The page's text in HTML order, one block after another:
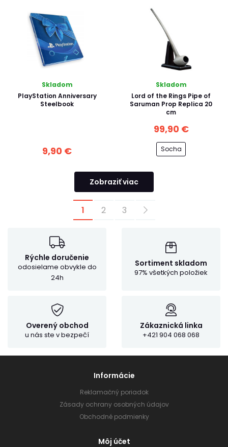
Skladom
PlayStation Anniversary
Steelbook
9,90 €
Skladom
Lord of the Rings Pipe of
Saruman Prop Replica 20
cm
99,90 €
Socha
Zobraziť viac
1 2 3
Rýchle doručenie
odosielame obvykle do
24h
Sortiment skladom
97% všetkých položiek
Overený obchod
u nás ste v bezpečí
Zákaznická linka
+421 904 068 068
Informácie
Reklamačný poriadok
Zásady ochrany osobných údajov
Obchodné podmienky
Môj účet